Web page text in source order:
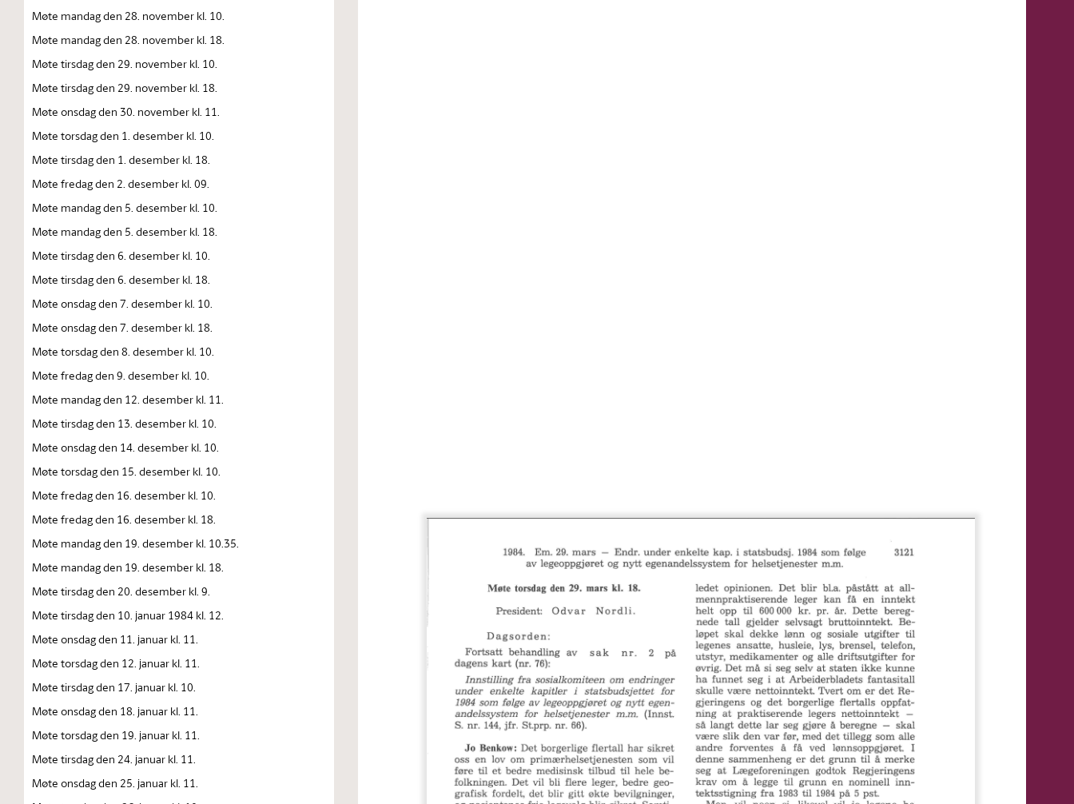
Møte mandag den 28. november kl. 10.
Møte mandag den 28. november kl. 18.
Møte tirsdag den 29. november kl. 10.
Møte tirsdag den 29. november kl. 18.
Møte onsdag den 30. november kl. 11.
Møte torsdag den 1. desember kl. 10.
Møte tirsdag den 1. desember kl. 18.
Møte fredag den 2. desember kl. 09.
Møte mandag den 5. desember kl. 10.
Møte mandag den 5. desember kl. 18.
Møte tirsdag den 6. desember kl. 10.
Møte tirsdag den 6. desember kl. 18.
Møte onsdag den 7. desember kl. 10.
Møte onsdag den 7. desember kl. 18.
Møte torsdag den 8. desember kl. 10.
Møte fredag den 9. desember kl. 10.
Møte mandag den 12. desember kl. 11.
Møte tirsdag den 13. desember kl. 10.
Møte onsdag den 14. desember kl. 10.
Møte torsdag den 15. desember kl. 10.
Møte fredag den 16. desember kl. 10.
Møte fredag den 16. desember kl. 18.
Møte mandag den 19. desember kl. 10.35.
Møte mandag den 19. desember kl. 18.
Møte tirsdag den 20. desember kl. 9.
Møte tirsdag den 10. januar 1984 kl. 12.
Møte onsdag den 11. januar kl. 11.
Møte torsdag den 12. januar kl. 11.
Møte tirsdag den 17. januar kl. 10.
Møte onsdag den 18. januar kl. 11.
Møte torsdag den 19. januar kl. 11.
Møte tirsdag den 24. januar kl. 11.
Møte onsdag den 25. januar kl. 11.